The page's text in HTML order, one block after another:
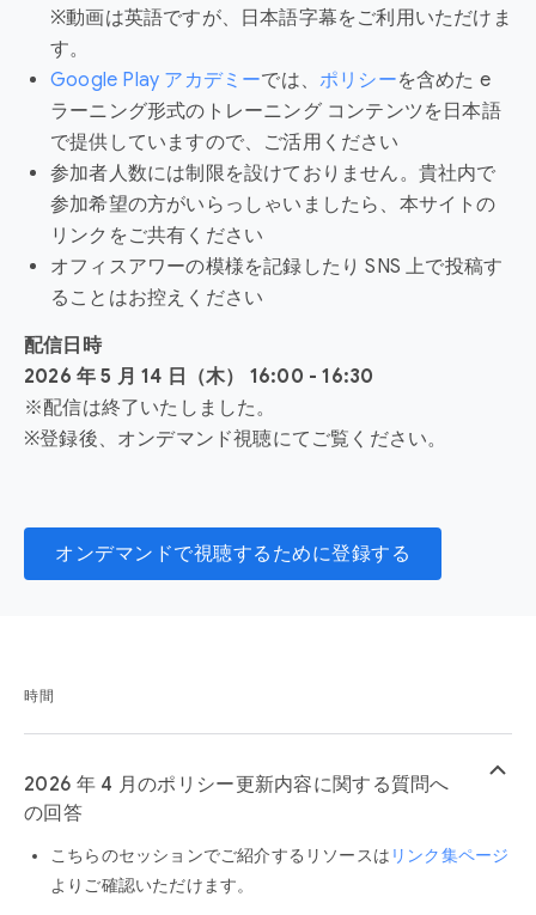
※動画は英語ですが、日本語字幕をご利用いただけま
す。
Google Play アカデミーでは、ポリシーを含めた e
ラーニング形式のトレーニング コンテンツを日本語
で提供していますので、ご活用ください
参加者人数には制限を設けておりません。貴社内で
参加希望の方がいらっしゃいましたら、本サイトの
リンクをご共有ください
オフィスアワーの模様を記録したり SNS 上で投稿す
ることはお控えください
配信日時
2026 年 5 月 14 日（木） 16:00 - 16:30
※配信は終了いたしました。
※登録後、オンデマンド視聴にてご覧ください。
オンデマンドで視聴するために登録する
時間
2026 年 4 月のポリシー更新内容に関する質問へ
の回答
こちらのセッションでご紹介するリソースは リンク集ページ
よりご確認いただけます。
keyboard_arrow_up